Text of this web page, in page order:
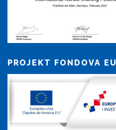
PROJEKT FONDOVA EU